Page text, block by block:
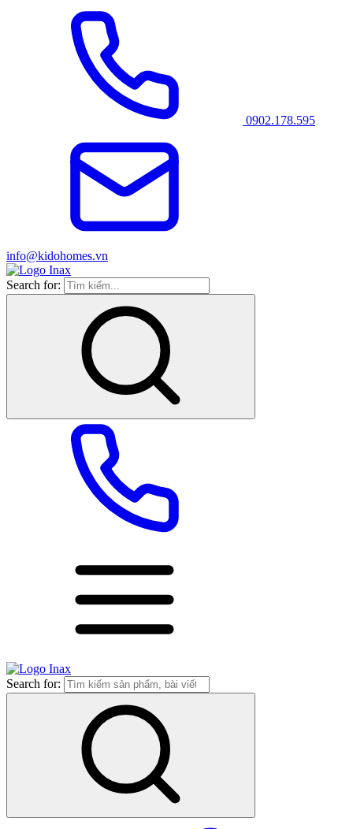
0902.178.595
info@kidohomes.vn
Search for:
Search for: